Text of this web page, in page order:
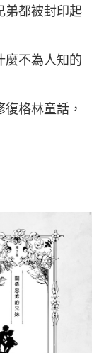
弟都被封印起
麼不為人知的
格林童話，